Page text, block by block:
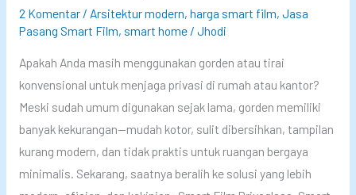
d
n
K
o
n
t
r
2 Komentar / Arsitektur modern, harga smart film, Jasa
Pasang Smart Film, smart home/ Jhodi
Apakah Anda masih menggunakan gorden atau tirai
konvensional untuk menjaga privasi di rumah atau kantor?
Meski sudah umum digunakan sejak lama, gorden memiliki
banyak kekurangan—mudah kotor, sulit dibersihkan, tampilan
kurang modern, dan tidak praktis untuk ruangan bergaya
minimalis. Sekarang, saatnya beralih ke solusi yang lebih